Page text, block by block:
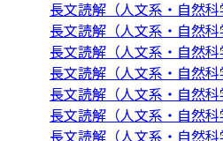
長文読解（人文系・自然
長文読解（人文系・自然
長文読解（人文系・自然
長文読解（人文系・自然
長文読解（人文系・自然
長文読解（人文系・自然
長文読解（人文系・自然